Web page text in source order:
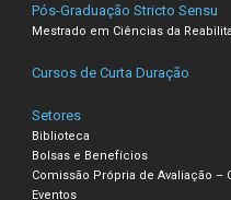
Pós-Graduação Stricto Sensu
Mestrado em Ciências da
Cursos de Curta Duração
Setores
Biblioteca
Bolsas e Benefícios
Comissão Própria de Avaliação –
Eventos